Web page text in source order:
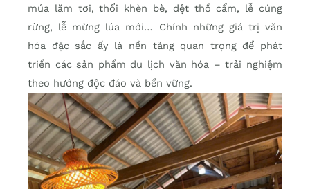
múa lăm tơi, thổi khèn bè, dệt thổ cẩm, lễ cúng
rừng, lễ mừng lúa mới… Chính những giá trị văn
hóa đặc sắc ấy là nền tảng quan trọng để phát
triển các sản phẩm du lịch văn hóa – trải nghiệm
theo hướng độc đáo và bền vững.